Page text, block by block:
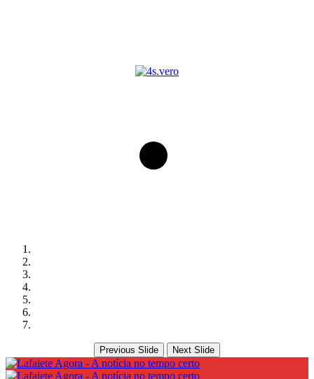
Previous Slide Next Slide